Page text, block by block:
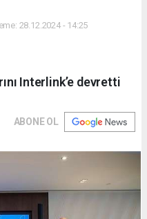
28.12.2024 - 14:25
Interlink’e devretti
ABONE OL